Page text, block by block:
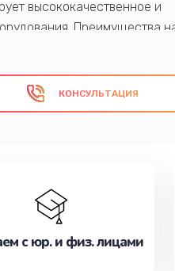
высококачественное и
Преимущества
доступные цены
КОНСУЛЬТАЦИЯ
с юр. и физ. лицами